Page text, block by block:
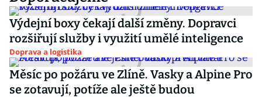
Výdejní boxy čekají další změny. Dopravci
rozšiřují služby i využití umělé inteligence
Doprava a logistika
Měsíc po požáru ve Zlíně. Vasky a Alpine Pro
se zotavují, potíže ale ještě budou